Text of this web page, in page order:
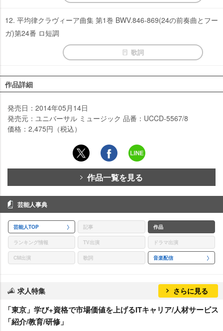
12. 平均律クラヴィーア曲集 第1巻 BWV.846-869(24の前奏曲とフー
ガ)第24番 ロ短調
歌詞
作品詳細
発売日：2014年05月14日
発売元：ユニバーサル ミュージック 品番：UCCD-5567/8
価格：2,475円（税込）
作品一覧を見る
芸能人事典
芸能人TOP 記事 作品
ランキング情報 TV出演 ドラマ出演
CM出演 歌詞 音楽配信
求人特集 さらに見る
「東京」学び+資格で市場価値を上げるITキャリア/人材サービス
「紹介/教育/研修」